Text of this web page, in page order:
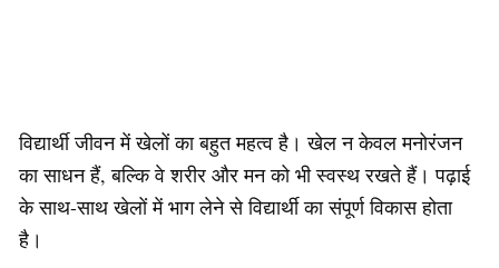
विद्यार्थी जीवन में खेलों का बहुत महत्व है। खेल न केवल मनोरंजन
का साधन हैं, बल्कि वे शरीर और मन को भी स्वस्थ रखते हैं। पढ़ाई
के साथ-साथ खेलों में भाग लेने से विद्यार्थी का संपूर्ण विकास होता
है।